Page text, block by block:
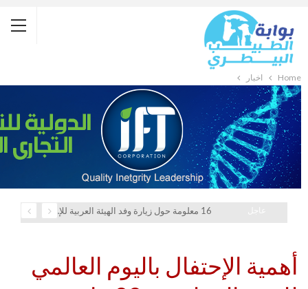
Home أخبار
16 معلومة حول زيارة وفد الهيئة العربية للإستثمار والإنماء الزراعي إلي السعودية
أهمية الإحتفال باليوم العالمي